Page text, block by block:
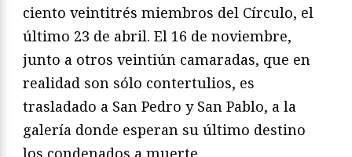
ciento veintitrés miembros del Círculo, el
último 23 de abril. El 16 de noviembre,
junto a otros veintiún camaradas, que en
realidad son sólo contertulios, es
trasladado a San Pedro y San Pablo, a la
galería donde esperan su último destino